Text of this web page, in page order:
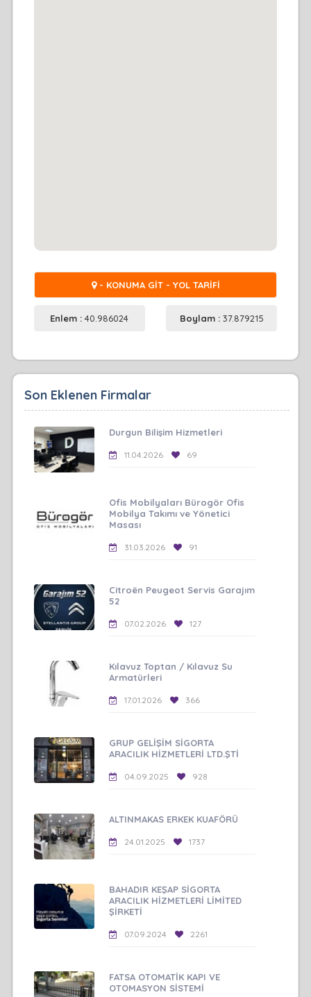
- KONUMA GİT - YOL TARİFİ
Enlem :40.986024 Boylam : 37.879215
Son Eklenen Firmalar
Durgun Bilişim Hizmetleri
11.04.2026 69
Ofis Mobilyaları Bürogör Ofis
Mobilya Takımı ve Yönetici
Masası
31.03.2026 91
Citroën Peugeot Servis Garajım
52
07.02.2026 127
Kılavuz Toptan / Kılavuz Su
Armatürleri
17.01.2026 366
GRUP GELİŞİM SİGORTA
ARACILIK HİZMETLERİ LTD.ŞTİ
04.09.2025 928
ALTINMAKAS ERKEK KUAFÖRÜ
24.01.2025 1737
BAHADIR KEŞAP SİGORTA
ARACILIK HİZMETLERİ LİMİTED
ŞİRKETİ
07.09.2024 2261
FATSA OTOMATİK KAPI VE
OTOMASYON SİSTEMİ